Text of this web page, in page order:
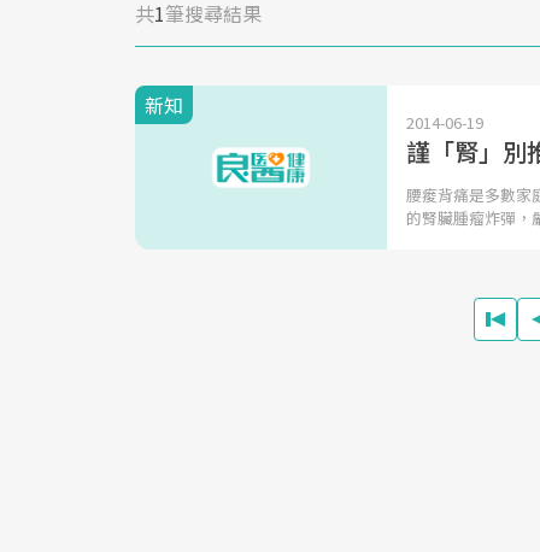
共1筆搜尋結果
新知
2014-06-19
謹「腎」別
腰痠背痛是多數家
的腎臟腫瘤炸彈，